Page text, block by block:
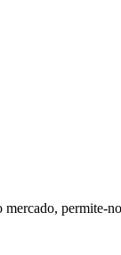
mercado, permite-